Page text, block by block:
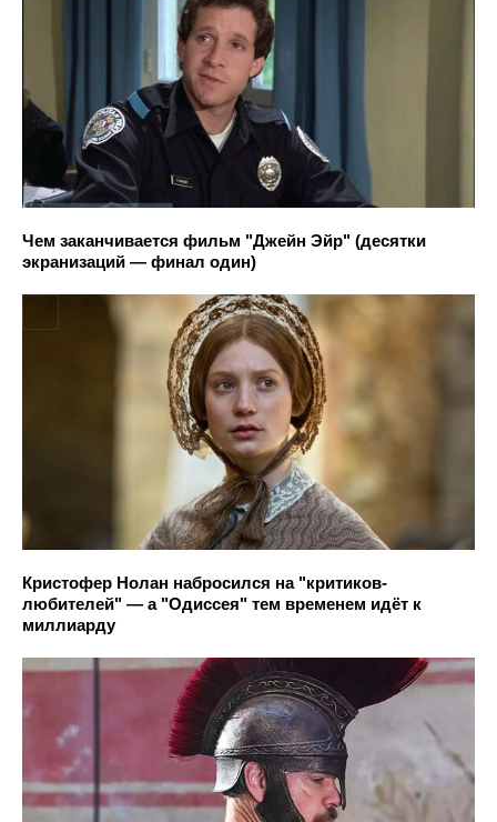
Чем заканчивается фильм "Джейн Эйр" (десятки
экранизаций — финал один)
Кристофер Нолан набросился на "критиков-
любителей" — а "Одиссея" тем временем идёт к
миллиарду